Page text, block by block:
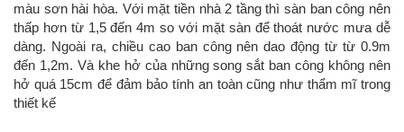
màu sơn hài hòa. Với mặt tiền nhà 2 tầng thì sàn ban công nên
thấp hơn từ 1,5 đến 4m so với mặt sàn để thoát nước mưa dễ
dàng. Ngoài ra, chiều cao ban công nên dao động từ từ 0.9m
đến 1,2m. Và khe hở của những song sắt ban công không nên
hở quá 15cm để đảm bảo tính an toàn cũng như thẩm mĩ trong
thiết kế